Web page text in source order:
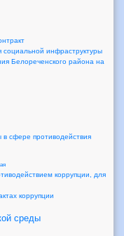
социальной инфраструктуры
Белореченского района на
сфере противодействия
коррупции, для
коррупции
среды